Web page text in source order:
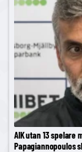
AIK utan 13 spelare
Papagiannopoulos